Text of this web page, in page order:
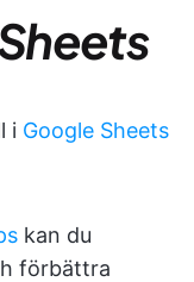
i Google Sheets
kan du
förbättra